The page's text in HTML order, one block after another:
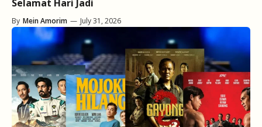
Selamat Hari Jadi
By Mein Amorim — July 31, 2026